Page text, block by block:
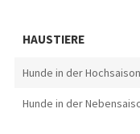
HAUSTIERE
Hunde in der
Hunde in der